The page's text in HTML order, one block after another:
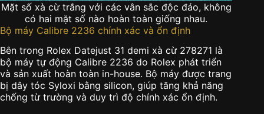
Mặt số xà cừ trắng với các vân sắc độc đáo, không
có hai mặt số nào hoàn toàn giống nhau.
Bộ máy Calibre 2236 chính xác và ổn định
Bên trong Rolex Datejust 31 demi xà cừ 278271 là
bộ máy tự động Calibre 2236 do Rolex phát triển
và sản xuất hoàn toàn in-house. Bộ máy được trang
bị dây tóc Syloxi bằng silicon, giúp tăng khả năng
chống từ trường và duy trì độ chính xác ổn định.